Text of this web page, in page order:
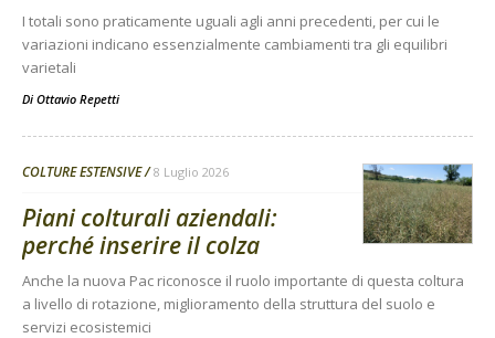
I totali sono praticamente uguali agli anni precedenti, per cui le
variazioni indicano essenzialmente cambiamenti tra gli equilibri
varietali
Di Ottavio Repetti
COLTURE ESTENSIVE 8 Luglio 2026
Piani colturali aziendali:
perché inserire il colza
Anche la nuova Pac riconosce il ruolo importante di questa coltura
a livello di rotazione, miglioramento della struttura del suolo e
servizi ecosistemici